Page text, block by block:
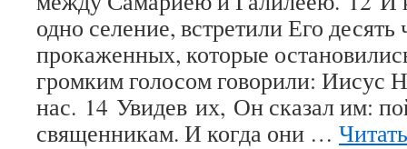
одно селение, встретили Его десять
прокаженных, которые
громким голосом говорили: Иисус
нас. 14 Увидев их, Он сказал им:
священникам. И когда они …